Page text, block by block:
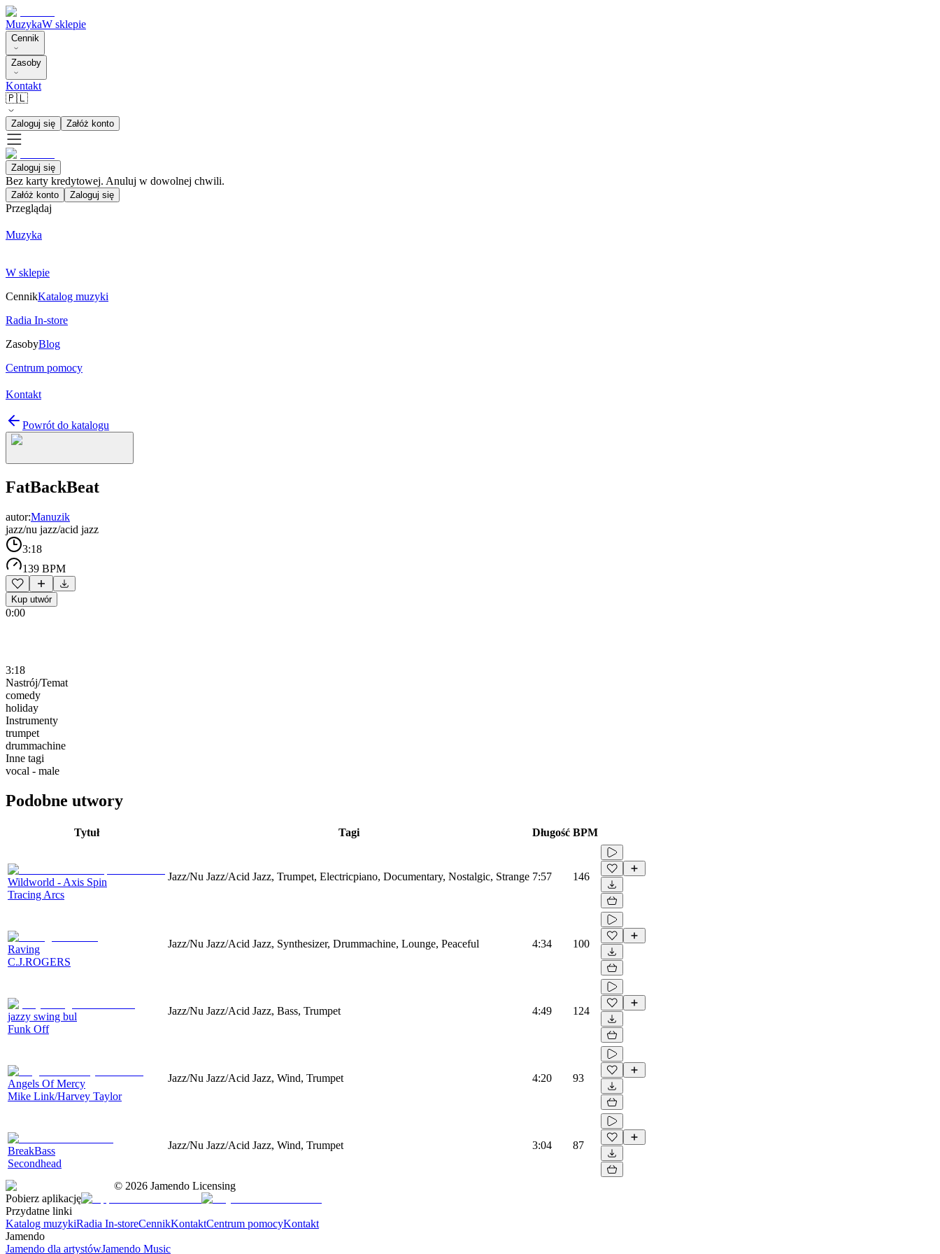
MuzykaW sklepie
Cennik
Zasoby
Kontakt
🇵🇱
Zaloguj się Załóż konto
Zaloguj się
Bez karty kredytowej. Anuluj w dowolnej chwili.
Załóż konto Zaloguj się
Przeglądaj
Muzyka
W sklepie
CennikKatalog muzyki
Radia In-store
ZasobyBlog
Centrum pomocy
Kontakt
Powrót do katalogu
FatBackBeat
autor:Manuzik
jazz/nu jazz/acid jazz
3:18
139 BPM
Kup utwór
0:00
3:18
Nastrój/Temat
comedy
holiday
Instrumenty
trumpet
drummachine
Inne tagi
vocal - male
Podobne utwory
Tytuł Tagi Długość BPM
Wildworld - Axis Spin
Tracing Arcs
Jazz/Nu Jazz/Acid Jazz, Trumpet, Electricpiano, Documentary, Nostalgic, Strange 7:57 146
Raving
C.J.ROGERS
Jazz/Nu Jazz/Acid Jazz, Synthesizer, Drummachine, Lounge, Peaceful 4:34 100
jazzy swing bul
Funk Off
Jazz/Nu Jazz/Acid Jazz, Bass, Trumpet 4:49 124
Angels Of Mercy
Mike Link/Harvey Taylor
Jazz/Nu Jazz/Acid Jazz, Wind, Trumpet 4:20 93
BreakBass
Secondhead
Jazz/Nu Jazz/Acid Jazz, Wind, Trumpet 3:04 87
© 2026 Jamendo Licensing
Pobierz aplikację
Przydatne linki
Katalog muzykiRadia In-storeCennikKontaktCentrum pomocyKontakt
Jamendo
Jamendo dla artystówJamendo Music